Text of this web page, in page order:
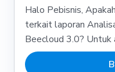
Halo Pebisnis,
terkait laporan
Beecloud 3.0? Untuk